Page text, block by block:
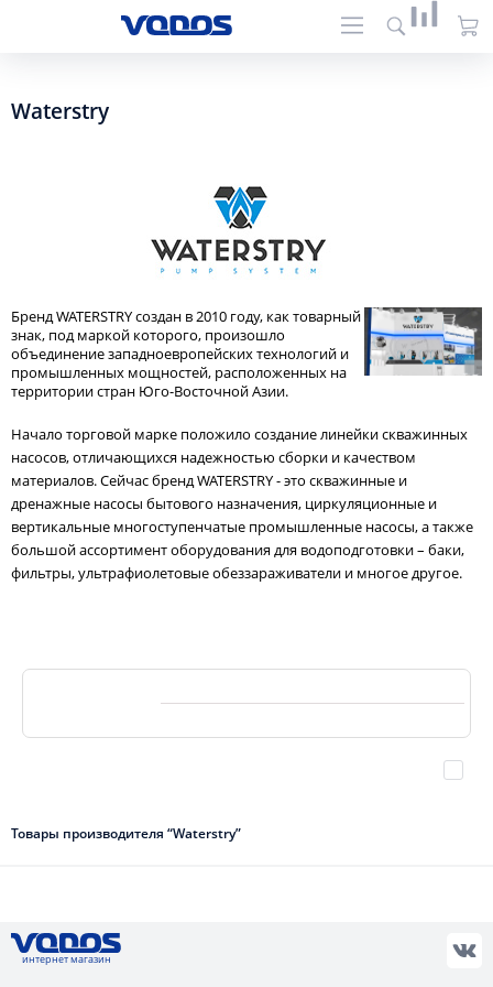
Waterstry
Бренд WATERSTRY создан в 2010 году, как товарный
знак, под маркой которого, произошло
объединение западноевропейских технологий и
промышленных мощностей, расположенных на
территории стран Юго-Восточной Азии.
Начало торговой марке положило создание линейки скважинных
насосов, отличающихся надежностью сборки и качеством
материалов. Сейчас бренд WATERSTRY - это скважинные и
дренажные насосы бытового назначения, циркуляционные и
вертикальные многоступенчатые промышленные насосы, а также
большой ассортимент оборудования для водоподготовки – баки,
фильтры, ультрафиолетовые обеззараживатели и многое другое.
Товары производителя “Waterstry”
интернет магазин